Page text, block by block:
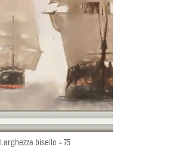
Larghezza bisello = 75